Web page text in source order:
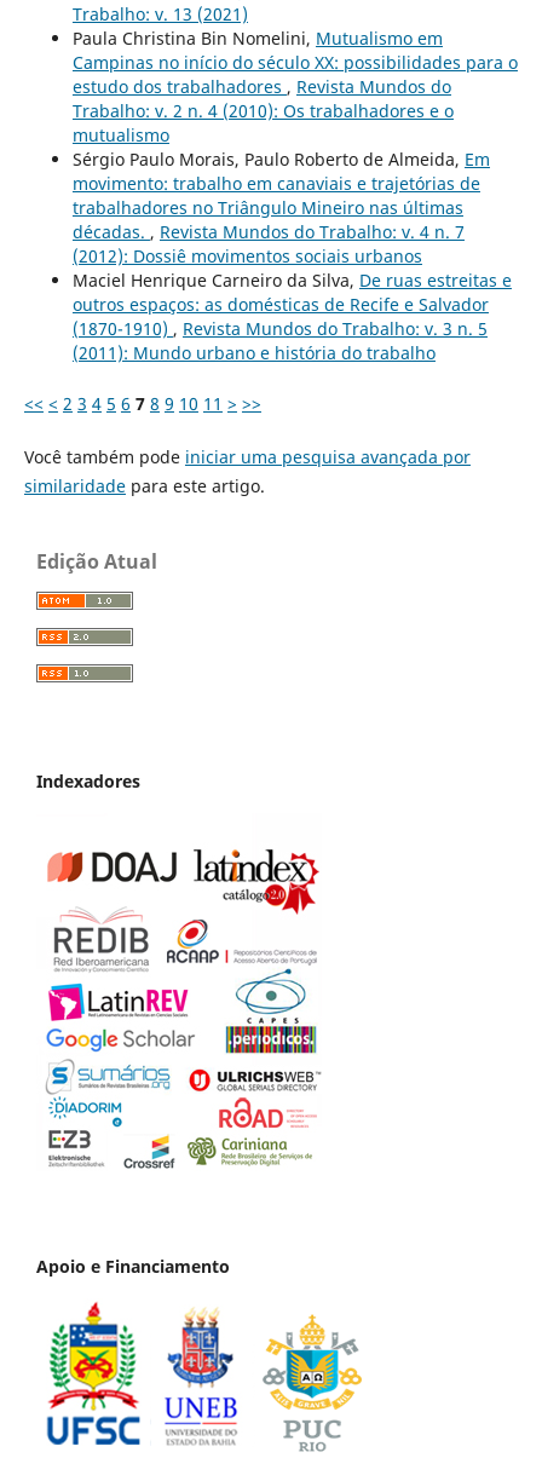
Trabalho: v. 13 (2021)
Paula Christina Bin Nomelini, Mutualismo em
Campinas no início do século XX: possibilidades para o
estudo dos trabalhadores , Revista Mundos do
Trabalho: v. 2 n. 4 (2010): Os trabalhadores e o
mutualismo
Sérgio Paulo Morais, Paulo Roberto de Almeida, Em
movimento: trabalho em canaviais e trajetórias de
trabalhadores no Triângulo Mineiro nas últimas
décadas. , Revista Mundos do Trabalho: v. 4 n. 7
(2012): Dossiê movimentos sociais urbanos
Maciel Henrique Carneiro da Silva, De ruas estreitas e
outros espaços: as domésticas de Recife e Salvador
(1870-1910) , Revista Mundos do Trabalho: v. 3 n. 5
(2011): Mundo urbano e história do trabalho
<< < 2 3 4 5 6 7 8 9 10 11 > >>
Você também pode iniciar uma pesquisa avançada por
similaridadepara este artigo.
Edição Atual
Indexadores
Apoio e Financiamento